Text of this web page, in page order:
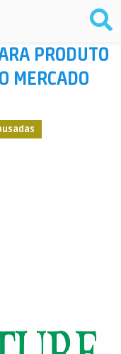
PRODUTO
MERCADO